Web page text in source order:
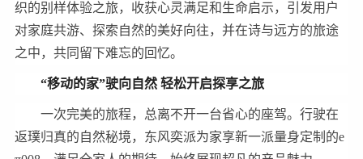
织的别样体验之旅，收获心灵满足和生命启示，引发用户
对家庭共游、探索自然的美好向往，并在诗与远方的旅途
之中，共同留下难忘的回忆。
“移动的家”驶向自然 轻松开启探享之旅
一次完美的旅程，总离不开一台省心的座驾。行驶在
返璞归真的自然秘境，东风奕派为家享新一派量身定制的e